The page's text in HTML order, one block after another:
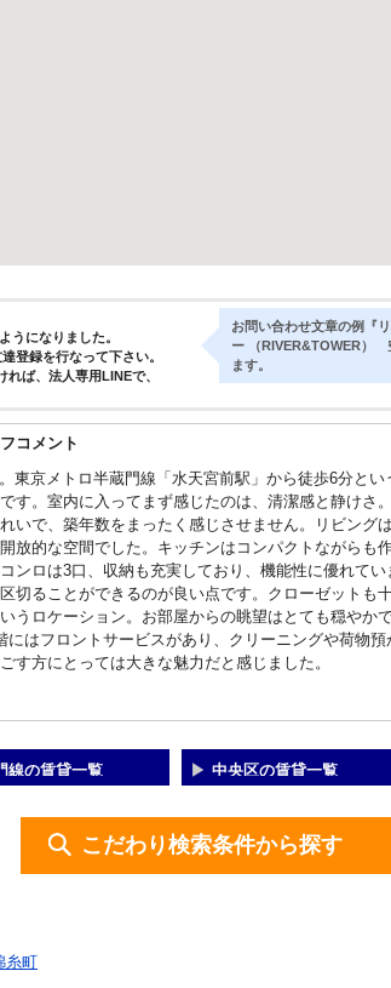
うになりました。
登録を行なって下さい。
ば、法人専用LINEで、
お問い合わせ文章の例『
ー （RIVER&TOWER）
ます。
コメント
東京メトロ半蔵門線「水天宮前駅」から徒歩6分と
す。室内に入ってまず感じたのは、清潔感と静けさ
いで、築年数をまったく感じさせません。リビン
放的な空間でした。キッチンはコンパクトながらも
ンロは3口、収納も充実しており、機能性に優れて
切ることができるのが良い点です。クローゼットも
うロケーション。お部屋からの眺望はとても穏やか
にはフロントサービスがあり、クリーニングや荷物
す方にとっては大きな魅力だと感じました。
線の賃貸一覧 中央区の賃貸一覧
こだわり検索条件から探す
糸町